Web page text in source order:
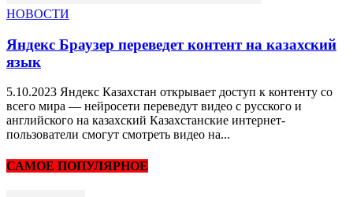
НОВОСТИ
Яндекс Браузер переведет контент на казахский
язык
5.10.2023 Яндекс Казахстан открывает доступ к контенту со
всего мира — нейросети переведут видео с русского и
английского на казахский Казахстанские интернет-
пользователи смогут смотреть видео на...
САМОЕ ПОПУЛЯРНОЕ